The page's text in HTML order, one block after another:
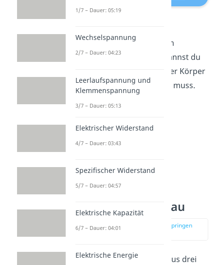
Das Elektroskop
Sobald derMetallzeiger
im
Elektroskop ausschlägt, kannst du
dir also sicher sein, dass der Körper
auch wirklichgeladen sein muss.
Elektroskop Aufbau
zur Stelle im Video springen
DasElektroskopbesteht aus drei
1/7 – Dauer: 05:19
Wechselspannung
2/7 – Dauer: 04:23
Leerlaufspannung und
Klemmenspannung
3/7 – Dauer: 05:13
Elektrischer Widerstand
4/7 – Dauer: 03:43
Spezifischer Widerstand
5/7 – Dauer: 04:57
Elektrische Kapazität
6/7 – Dauer: 04:01
Elektrische Energie